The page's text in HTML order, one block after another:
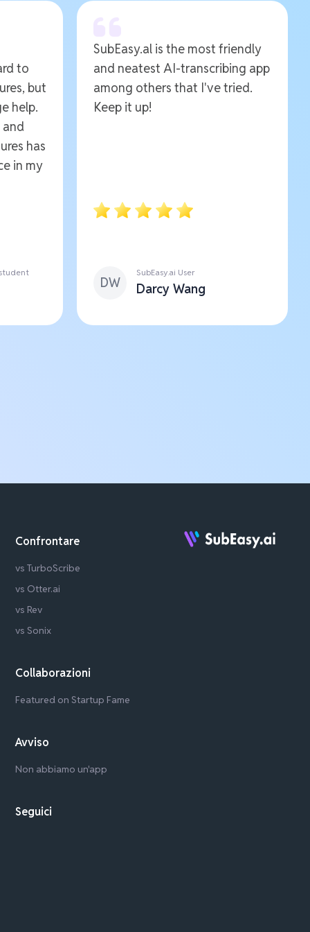
to
but
help.
has
in my
SubEasy.al is the most friendly
and neatest AI-transcribing app
among others that I've tried.
Keep it up!
DW
SubEasy.ai User
Darcy Wang
Confrontare
vs TurboScribe
vs Otter.ai
vs Rev
vs Sonix
Collaborazioni
Featured on Startup Fame
Avviso
Non abbiamo un'app
Seguici